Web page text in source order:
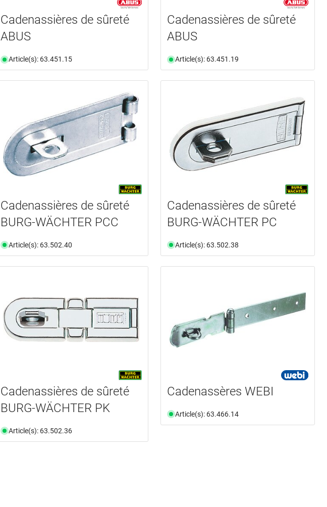
Cadenassières de sûreté
ABUS
Article(s): 63.451.15
Cadenassières de sûreté
ABUS
Article(s): 63.451.19
Cadenassières de sûreté
BURG-WÄCHTER PCC
Article(s): 63.502.40
Cadenassières de sûreté
BURG-WÄCHTER PC
Article(s): 63.502.38
Cadenassières de sûreté
BURG-WÄCHTER PK
Article(s): 63.502.36
Cadenassères WEBI
Article(s): 63.466.14